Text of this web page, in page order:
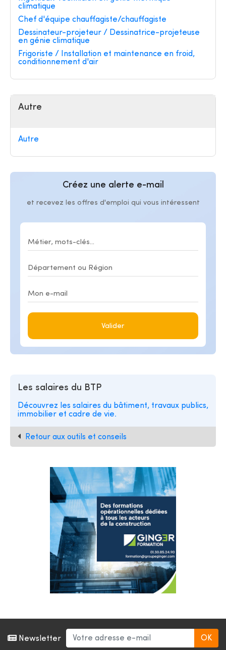
climatique
Chef d'équipe chauffagiste/chauffagiste
Dessinateur-projeteur / Dessinatrice-projeteuse
en génie climatique
Frigoriste / Installation et maintenance en froid,
conditionnement d'air
Autre
Autre
Créez une alerte e-mail
et recevez les offres d'emploi qui vous intéressent
Valider
Les salaires du BTP
Découvrez les salaires du bâtiment, travaux publics,
immobilier et cadre de vie.
Retour aux outils et conseils
Newsletter